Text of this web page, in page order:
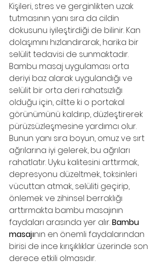
Kişileri, stres ve gerginlikten uzak
tutmasının yanı sıra da cildin
dokusunu iyileştirdiği de bilinir. Kan
dolaşımını hızlandırarak, harika bir
selülit tedavisi de sunmaktadır.
Bambu masaj uygulaması orta
deriyi baz alarak uygulandığı ve
selülit bir orta deri rahatsızlığı
olduğu için, ciltte ki o portakal
görünümünü kaldırıp, düzleştirerek
pürüzsüzleşmesine yardımcı olur.
Bunun yanı sıra boyun, omuz ve sırt
ağrılarına iyi gelerek, bu ağrıları
rahatlatır. Uyku kalitesini arttırmak,
depresyonu düzeltmek, toksinleri
vücuttan atmak, selüliti geçirip,
önlemek ve zihinsel berraklığı
arttırmakta bambu masajının
faydaları arasında yer alır. Bambu
masajının en önemli faydalarından
birisi de ince kırışıklıklar üzerinde son
derece etkili olmasıdır.